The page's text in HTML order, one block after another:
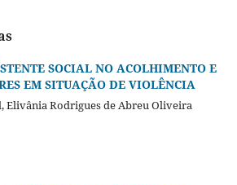
SOCIAL NO ACOLHIMENTO E
EM SITUAÇÃO DE VIOLÊNCIA
Elivânia Rodrigues de Abreu Oliveira